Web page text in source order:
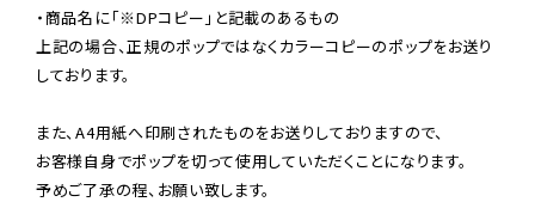
・商品名に「※DPコピー」と記載のあるもの
上記の場合、正規のポップではなくカラーコピーのポップをお送り
しております。
また、A4用紙へ印刷されたものをお送りしておりますので、
お客様自身でポップを切って使用していただくことになります。
予めご了承の程、お願い致します。